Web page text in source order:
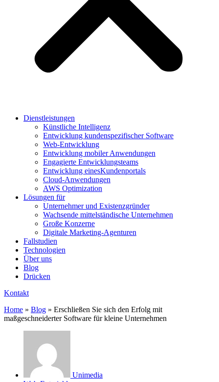
Dienstleistungen
Künstliche Intelligenz
Entwicklung kundenspezifischer Software
Web-Entwicklung
Entwicklung mobiler Anwendungen
Engagierte Entwicklungsteams
Entwicklung einesKundenportals
Cloud-Anwendungen
AWS Optimization
Lösungen für
Unternehmer und Existenzgründer
Wachsende mittelständische Unternehmen
Große Konzerne
Digitale Marketing-Agenturen
Fallstudien
Technologien
Über uns
Blog
Drücken
Kontakt
Home » Blog » Erschließen Sie sich den Erfolg mit
maßgeschneiderter Software für kleine Unternehmen
Unimedia